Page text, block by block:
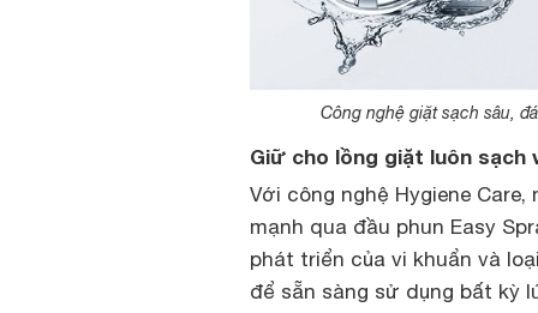
Công nghệ giặt sạch sâu,
Giữ cho lồng giặt luôn sạch
Với công nghệ Hygiene
mạnh qua đầu phun Easy
phát triển của vi khuẩn và
để sẵn sàng sử dụng bất kỳ